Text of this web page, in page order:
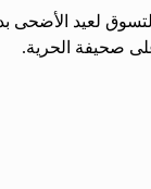
لعيد الأضحى
صحيفة الحرية.